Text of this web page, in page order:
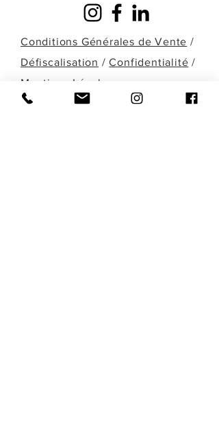
Conditions Générales de Vente /
Défiscalisation /Confidentialité /
Mentions Légales
Une question? Une demande particulière?